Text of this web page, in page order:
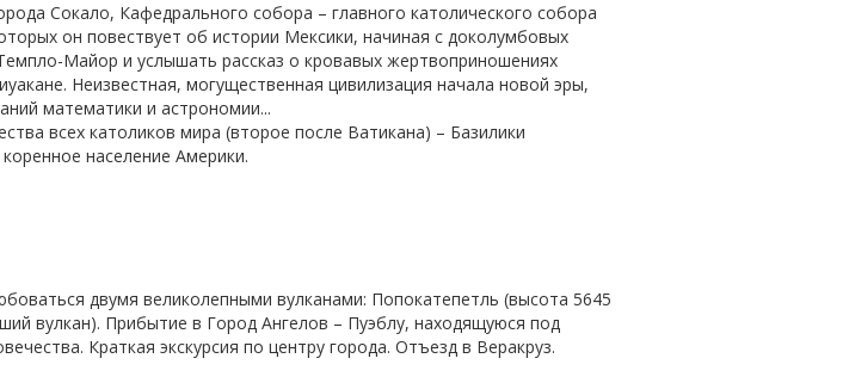
Сокало, Кафедрального собора – главного католического собора
он повествует об истории Мексики, начиная с доколумбовых
Майор и услышать рассказ о кровавых жертвоприношениях
Неизвестная, могущественная цивилизация начала новой эры,
математики и астрономии...
всех католиков мира (второе после Ватикана) – Базилики
население Америки.
двумя великолепными вулканами: Попокатепетль (высота 5645
вулкан). Прибытие в Город Ангелов – Пуэблу, находящуюся под
Краткая экскурсия по центру города. Отъезд в Веракруз.